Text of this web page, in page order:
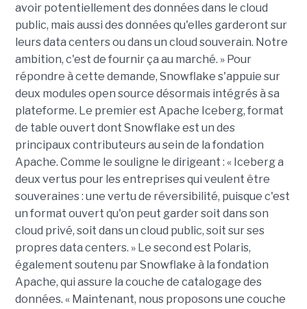
avoir potentiellement des données dans le cloud
public, mais aussi des données qu'elles garderont sur
leurs data centers ou dans un cloud souverain. Notre
ambition, c'est de fournir ça au marché. » Pour
répondre à cette demande, Snowflake s'appuie sur
deux modules open source désormais intégrés à sa
plateforme. Le premier est Apache Iceberg, format
de table ouvert dont Snowflake est un des
principaux contributeurs au sein de la fondation
Apache. Comme le souligne le dirigeant : « Iceberg a
deux vertus pour les entreprises qui veulent être
souveraines : une vertu de réversibilité, puisque c'est
un format ouvert qu'on peut garder soit dans son
cloud privé, soit dans un cloud public, soit sur ses
propres data centers. » Le second est Polaris,
également soutenu par Snowflake à la fondation
Apache, qui assure la couche de catalogage des
données. « Maintenant, nous proposons une couche